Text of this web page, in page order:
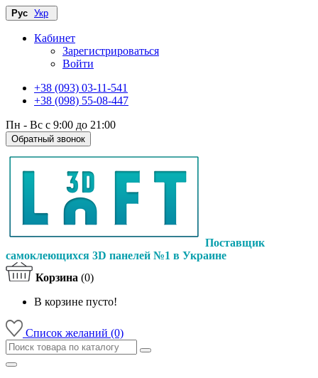
Рус Укр
Кабинет
Зарегистрироваться
Войти
+38 (093) 03-11-541
+38 (098) 55-08-447
Пн - Вс с 9:00 до 21:00
Обратный звонок
Поставщик
самоклеющихся 3D панелей №1 в Украине
Корзина (0)
В корзине пусто!
Список желаний (0)